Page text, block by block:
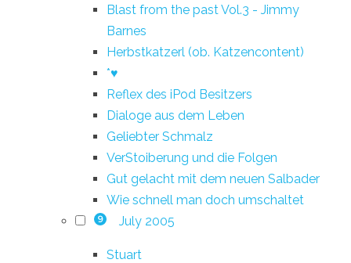
Blast from the past Vol.3 - Jimmy
Barnes
Herbstkatzerl (ob. Katzencontent)
*♥
Reflex des iPod Besitzers
Dialoge aus dem Leben
Geliebter Schmalz
VerStoiberung und die Folgen
Gut gelacht mit dem neuen Salbader
Wie schnell man doch umschaltet
9 July 2005
Stuart